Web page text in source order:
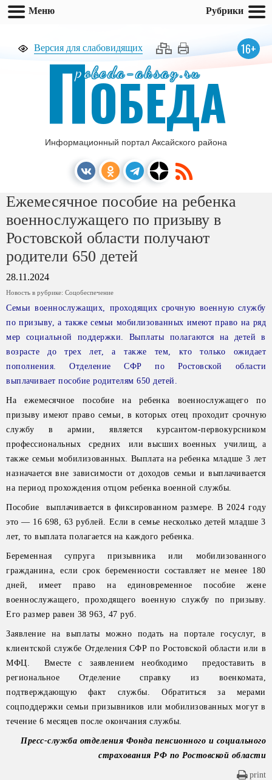
Версия для слабовидящих 16+
pobeda-aksay.ru
ПОБЕДА
Информационный портал Аксайского района
Ежемесячное пособие на ребенка
военнослужащего по призыву в
Ростовской области получают
родители 650 детей
28.11.2024
Новость в рубрике: Соцобеспечение
Семьи военнослужащих, проходящих срочную военную службу
по призыву, а также семьи мобилизованных имеют право на ряд
мер социальной поддержки. Выплаты полагаются на детей в
возрасте до трех лет, а также тем, кто только ожидает
пополнения. Отделение СФР по Ростовской области
выплачивает пособие родителям 650 детей.
На ежемесячное пособие на ребенка военнослужащего по
призыву имеют право семьи, в которых отец проходит срочную
службу в армии, является курсантом-первокурсником
профессиональных средних или высших военных училищ, а
также семьи мобилизованных. Выплата на ребенка младше 3 лет
назначается вне зависимости от доходов семьи и выплачивается
на период прохождения отцом ребенка военной службы.
Пособие выплачивается в фиксированном размере. В 2024 году
это — 16 698, 63 рублей. Если в семье несколько детей младше 3
лет, то выплата полагается на каждого ребенка.
Беременная супруга призывника или мобилизованного
гражданина, если срок беременности составляет не менее 180
дней, имеет право на единовременное пособие жене
военнослужащего, проходящего военную службу по призыву.
Его размер равен 38 963, 47 руб.
Заявление на выплаты можно подать на портале госуслуг, в
клиентской службе Отделения СФР по Ростовской области или в
МФЦ. Вместе с заявлением необходимо предоставить в
региональное Отделение справку из военкомата,
подтверждающую факт службы. Обратиться за мерами
соцподдержки семьи призывников или мобилизованных могут в
течение 6 месяцев после окончания службы.
Пресс-служба отделения Фонда пенсионного и социального
страхования РФ по Ростовской области
print
Меню Рубрики